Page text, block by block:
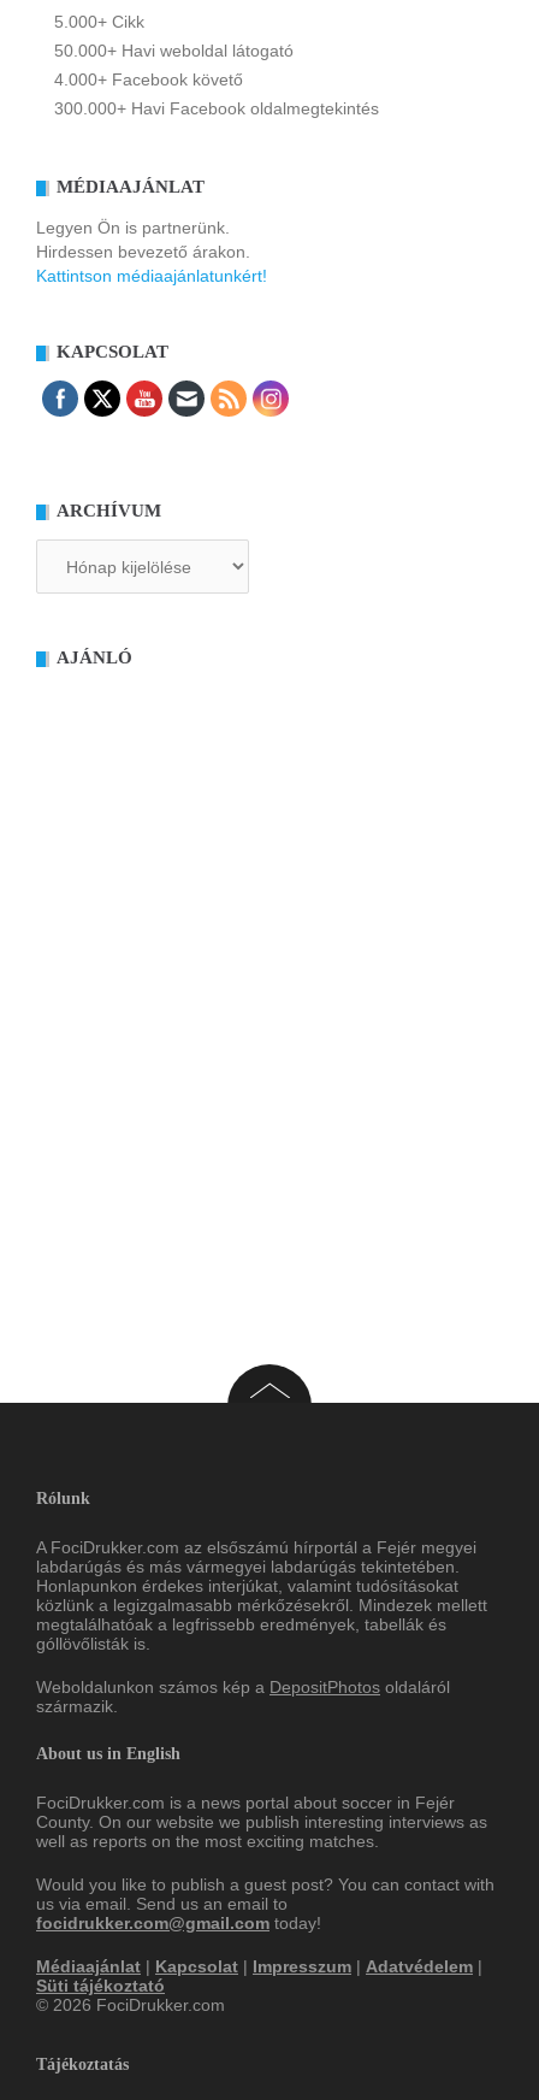
5.000+ Cikk
50.000+ Havi weboldal látogató
4.000+ Facebook követő
300.000+ Havi Facebook oldalmegtekintés
MÉDIAAJÁNLAT
Legyen Ön is partnerünk.
Hirdessen bevezető árakon.
Kattintson médiaajánlatunkért!
KAPCSOLAT
ARCHÍVUM
AJÁNLÓ
Rólunk
A FociDrukker.com az elsőszámú hírportál a Fejér megyei
labdarúgás és más vármegyei labdarúgás tekintetében.
Honlapunkon érdekes interjúkat, valamint tudósításokat
közlünk a legizgalmasabb mérkőzésekről. Mindezek mellett
megtalálhatóak a legfrissebb eredmények, tabellák és
góllövőlisták is.
Weboldalunkon számos kép a DepositPhotos oldaláról
származik.
About us in English
FociDrukker.com is a news portal about soccer in Fejér
County. On our website we publish interesting interviews as
well as reports on the most exciting matches.
Would you like to publish a guest post? You can contact with
us via email. Send us an email to
focidrukker.com@gmail.com today!
Médiaajánlat | Kapcsolat | Impresszum | Adatvédelem |
Süti tájékoztató
© 2026 FociDrukker.com
Tájékoztatás